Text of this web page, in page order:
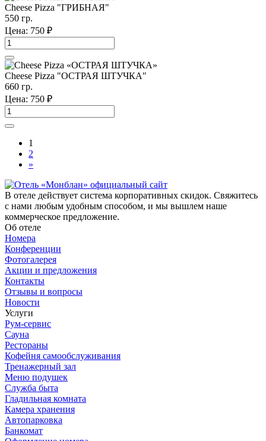
Cheese Pizza "ГРИБНАЯ"
550 гр.
Цена: 750 ₽
Cheese Pizza "ОСТРАЯ ШТУЧКА"
660 гр.
Цена: 750 ₽
1
2
»
В отеле действует система корпоративных скидок. Свяжитесь
с нами любым удобным способом, и мы вышлем наше
коммерческое предложение.
Об отеле
Номера
Конференции
Фотогалерея
Акции и предложения
Контакты
Отзывы и вопросы
Новости
Услуги
Рум-сервис
Сауна
Рестораны
Кофейня самообслуживания
Тренажерный зал
Меню подушек
Служба быта
Гладильная комната
Камера хранения
Автопарковка
Банкомат